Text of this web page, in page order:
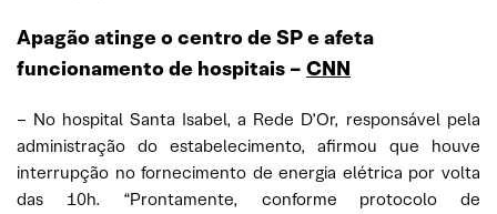
Apagão atinge o centro de SP e afeta
funcionamento de hospitais – CNN
– No hospital Santa Isabel, a Rede D’Or, responsável pela
administração do estabelecimento, afirmou que houve
interrupção no fornecimento de energia elétrica por volta
das 10h. “Prontamente, conforme protocolo de